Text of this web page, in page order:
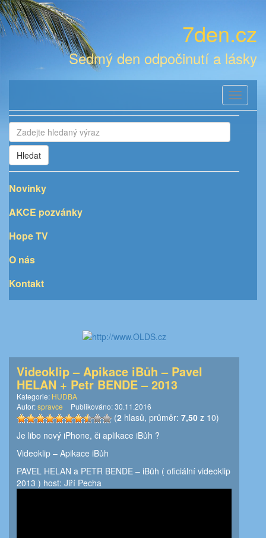
7den.cz
Sedmý den odpočinutí a lásky
Toggle
Hledat
Novinky
AKCE pozvánky
Hope TV
O nás
Kontakt
Videoklip – Apikace iBůh – Pavel
HELAN + Petr BENDE – 2013
Kategorie: HUDBA
Autor:spravce Publikováno:30.11.2016
(2 hlasů, průměr: 7,50 z 10)
Je libo nový iPhone, či aplikace iBůh ?
Videoklip – Apikace iBůh
PAVEL HELAN a PETR BENDE – iBůh ( oficiální videoklip
2013 ) host: Jiří Pecha